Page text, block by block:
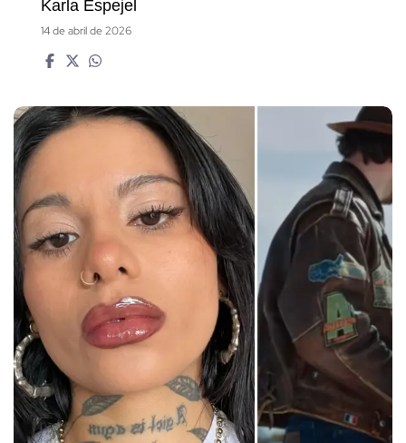
Karla Espejel
14 de abril de 2026